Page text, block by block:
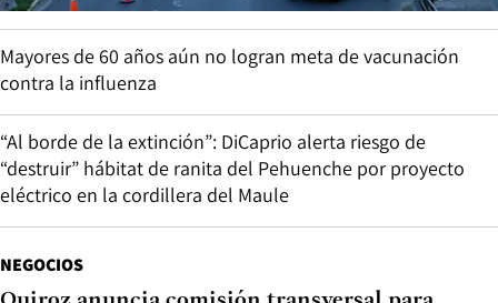
Mayores de 60 años aún no logran meta de vacunación
contra la influenza
“Al borde de la extinción”: DiCaprio alerta riesgo de
“destruir” hábitat de ranita del Pehuenche por proyecto
eléctrico en la cordillera del Maule
NEGOCIOS